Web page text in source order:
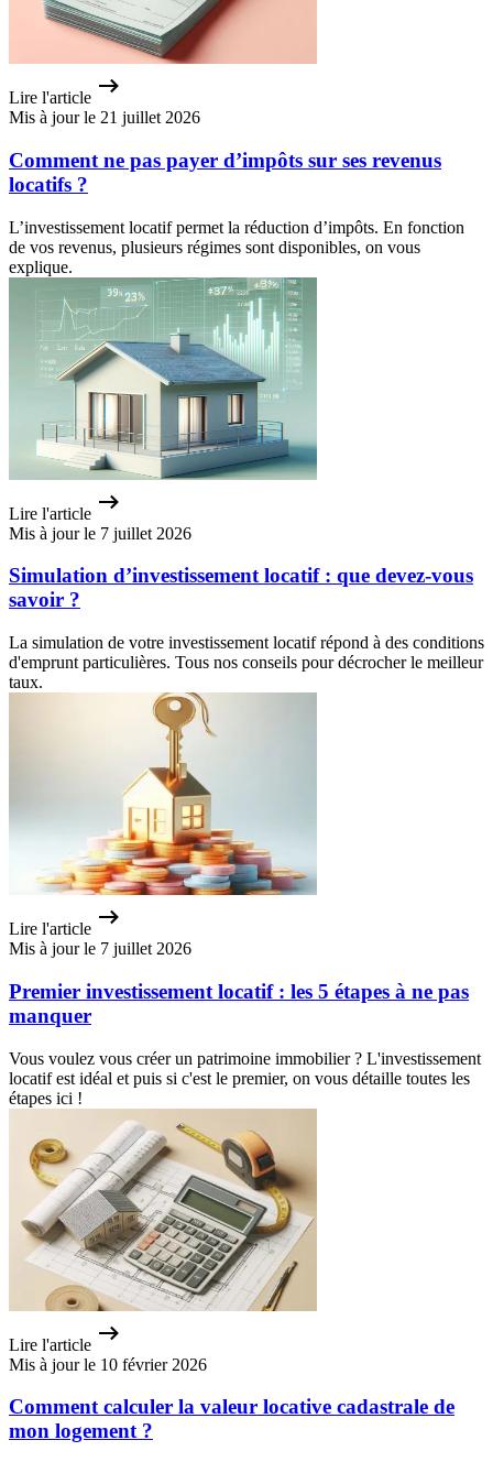
Lire l'article
Mis à jour le 21 juillet 2026
Comment ne pas payer d’impôts sur ses revenus
locatifs ?
L’investissement locatif permet la réduction d’impôts. En fonction
de vos revenus, plusieurs régimes sont disponibles, on vous
explique.
Lire l'article
Mis à jour le 7 juillet 2026
Simulation d’investissement locatif : que devez-vous
savoir ?
La simulation de votre investissement locatif répond à des conditions
d'emprunt particulières. Tous nos conseils pour décrocher le meilleur
taux.
Lire l'article
Mis à jour le 7 juillet 2026
Premier investissement locatif : les 5 étapes à ne pas
manquer
Vous voulez vous créer un patrimoine immobilier ? L'investissement
locatif est idéal et puis si c'est le premier, on vous détaille toutes les
étapes ici !
Lire l'article
Mis à jour le 10 février 2026
Comment calculer la valeur locative cadastrale de
mon logement ?